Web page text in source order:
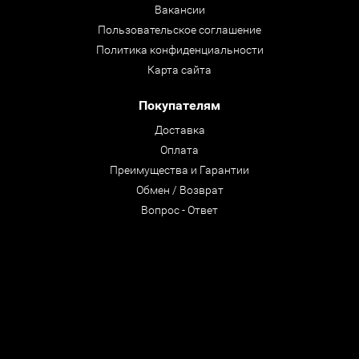
Вакансии
Пользовательское соглашение
Политика конфиденциальности
Карта сайта
Покупателям
Доставка
Оплата
Преимущества и Гарантии
Обмен / Возврат
Вопрос - Ответ